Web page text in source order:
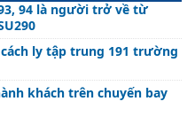
94 là người trở về từ
ly tập trung 191 trường
khách trên chuyến bay